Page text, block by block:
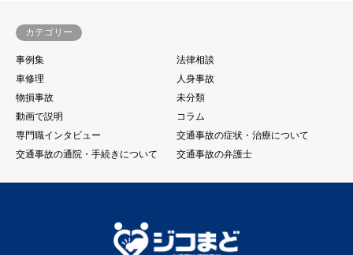
カテゴリー
事例集
法律相談
車修理
人身事故
物損事故
未分類
動画で説明
コラム
専門職インタビュー
交通事故の症状・治療について
交通事故の通院・手続きについて
交通事故の弁護士